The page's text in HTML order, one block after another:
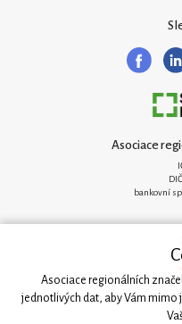
Asociace
bankovní
Asociace regionálních
jednotlivých dat, aby Vám